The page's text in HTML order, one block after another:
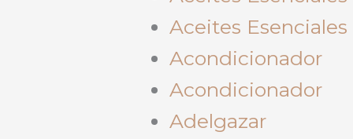
Aceites Esenciales
Acondicionador
Acondicionador
Adelgazar